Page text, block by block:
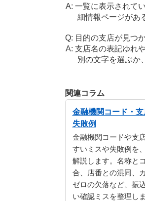
一覧に表示されて
細情報ページがあ
目的の支店が見つ
支店名の表記ゆれ
別の文字を選ぶか、
関連コラム
金融機関コード・
失敗例
金融機関コードや支
すいミスや失敗例を
解説します。名称と
合、店番との混同、
ゼロの欠落など、振
い確認ミスを整理しま